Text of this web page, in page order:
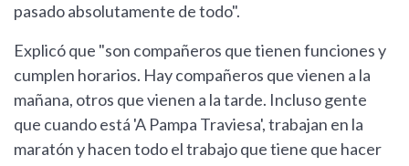
pasado absolutamente de todo".
Explicó que "son compañeros que tienen funciones y
cumplen horarios. Hay compañeros que vienen a la
mañana, otros que vienen a la tarde. Incluso gente
que cuando está 'A Pampa Traviesa', trabajan en la
maratón y hacen todo el trabajo que tiene que hacer